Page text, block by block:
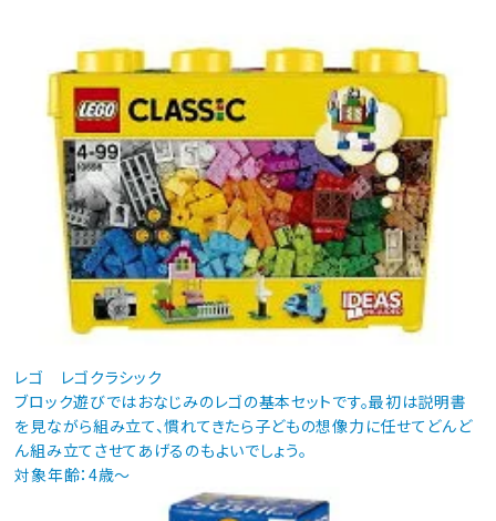
レゴ レゴクラシック
ブロック遊びではおなじみのレゴの基本セットです。最初は説明書
を見ながら組み立て、慣れてきたら子どもの想像力に任せてどんど
ん組み立てさせてあげるのもよいでしょう。
対象年齢：4歳～